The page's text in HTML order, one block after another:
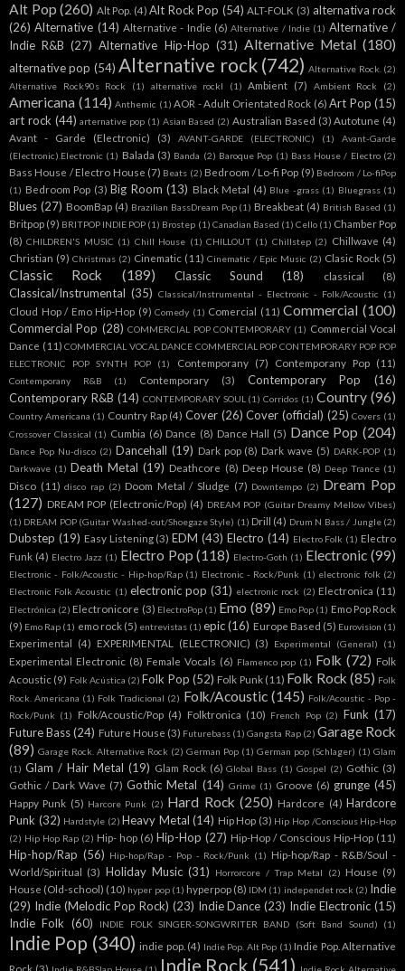
Alt Pop (260) Alt Pop. (4) Alt Rock Pop (54) ALT-FOLK (3) alternativa rock
(26) Alternative (14) Alternative - Indie (6) Alternative / Indie (1) Alternative /
Indie R&B (27) Alternative Hip-Hop (31) Alternative Metal (180)
alternative pop (54) Alternative rock (742) Alternative Rock. (2)
Alternative Rock90s Rock
(1) alternative rockl (1) Ambient (7) Ambient Rock (2)
Americana (114) Anthemic (1) AOR - Adult Orientated Rock (6) Art Pop (15)
art rock (44) arternative pop (1) Asian Based (2) Australian Based (3) Autotune (4)
Avant - Garde (Electronic)
(3) AVANT-GARDE (ELECTRONIC) (1)
Avant-Garde
(Electronic).Electronic (1) Balada (3) Banda (2) Baroque Pop (1) Bass House / Electro (2)
Bass House / Electro House (7) Beats (2) Bedroom / Lo-fi Pop (9) Bedroom / Lo-fiPop
(1) Bedroom Pop (3) Big Room (13) Black Metal (4) Blue -grass (1) Bluegrass (1)
Blues (27) BoomBap (4) Brazilian BassDream Pop (1) Breakbeat (4) British Based (1)
Britpop (9) BRITPOP INDIE POP (1) Brostep (1) Canadian Based (1) Cello (1) Chamber Pop
(8) CHILDREN'S MUSIC (1) Chill House (1) CHILLOUT (1) Chillstep (2) Chillwave (4)
Christian (9) Christmas (2) Cinematic (11) Cinematic / Epic Music (2) Clasic Rock (5)
Classic Rock (189) Classic Sound (18) classical (8)
Classical/Instrumental (35) Classical/Instrumental - Electronic - Folk/Acoustic (1)
Cloud Hop / Emo Hip-Hop (9) Comedy (1) Comercial (11) Commercial (100)
Commercial Pop (28) COMMERCIAL POP CONTEMPORARY (1) Commercial Vocal
Dance (11) COMMERCIAL VOCAL DANCE COMMERCIAL POP CONTEMPORARY POP POP
ELECTRONIC POP SYNTH POP
(1) Contemporany (7) Contemporany Pop (11)
Contemporany R&B (1) Contemporary (3) Contemporary Pop
(16)
Contemporary R&B (14) CONTEMPORARY SOUL (1) Corridos (1) Country (96)
Country Americana (1) Country Rap (4) Cover (26) Cover (official) (25) Covers (1)
Crossover Classical (1) Cumbia (6) Dance (8) Dance Hall (5) Dance Pop (204)
Dance Pop Nu-disco (2) Dancehall (19) Dark pop (8) Dark wave (5) DARK-POP (1)
Darkwave (1) Death Metal (19) Deathcore (8) Deep House (8) Deep Trance (1)
Disco (11) disco rap (2) Doom Metal / Sludge (7) Downtempo (2) Dream Pop
(127) DREAM POP (Electronic/Pop) (4) DREAM POP (Guitar Dreamy Mellow Vibes)
(1) DREAM POP (Guitar Washed-out/Shoegaze Style) (1) Drill (4) Drum N Bass / Jungle (2)
Dubstep (19) Easy Listening (3) EDM (43) Electro (14) Electro Folk (1) Electro
Funk (4) Electro Jazz (1) Electro Pop (118) Electro-Goth (1) Electronic (99)
Electronic - Folk/Acoustic - Hip-hop/Rap (1) Electronic - Rock/Punk (1) electronic folk (2)
Electronic Folk Acoustic (1) electronic pop (31) electronic rock (2) Electronica (11)
Electrónica (2) Electronicore (3) ElectroPop (1) Emo (89) Emo Pop (1) Emo Pop Rock
(9) Emo Rap (1) emo rock (5) entrevistas (1) epic (16) Europe Based (5) Eurovision (1)
Experimental (4) EXPERIMENTAL (ELECTRONIC) (3) Experimental (General) (1)
Experimental Electronic (8) Female Vocals (6) Flamenco pop (1) Folk (72) Folk
Acoustic (9) Folk Acústica (2) Folk Pop (52) Folk Punk (11) Folk Rock (85) Folk
Rock. Americana (1) Folk Tradicional (2) Folk/Acoustic (145) Folk/Acoustic - Pop -
Rock/Punk (1) Folk/Acoustic/Pop (4) Folktronica (10) French Pop (2) Funk (17)
Future Bass (24) Future House (3) Futurebass (1) Gangsta Rap (2) Garage Rock
(89) Garage Rock. Alternative Rock (2) German Pop (1) German pop (Schlager) (1) Glam
(1) Glam / Hair Metal (19) Glam Rock (6) Global Bass (1) Gospel (2) Gothic (3)
Gothic / Dark Wave (7) Gothic Metal (14) Grime (1) Groove (6) grunge (45)
Happy Punk (5) Harcore Punk (2) Hard Rock (250) Hardcore (4) Hardcore
Punk (32) Hardstyle (2) Heavy Metal (14) Hip Hop (3) Hip Hop /Conscious Hip-Hop
(2) Hip Hop Rap (2) Hip- hop (6) Hip-Hop (27) Hip-Hop / Conscious Hip-Hop (11)
Hip-hop/Rap (56) Hip-hop/Rap - Pop - Rock/Punk (1) Hip-hop/Rap - R&B/Soul -
World/Spiritual (3) Holiday Music (31) Horrorcore / Trap Metal (2) House (9)
House (Old-school) (10) hyper pop (1) hyperpop (8) IDM (1) independet rock (2) Indie
(29) Indie (Melodic Pop Rock) (23) Indie Dance (23) Indie Electronic (15)
Indie Folk (60) INDIE FOLK SINGER-SONGWRITER BAND (Soft Band Sound) (1)
Indie Pop (340) indie pop. (4) Indie Pop. Alt Pop (1) Indie Pop. Alternative
Rock (3) Indie Rock (541)